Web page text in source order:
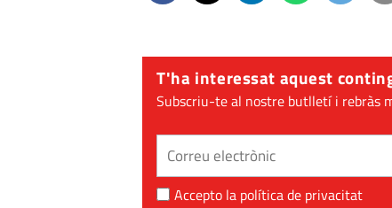
T'ha interessat aquest
Subscriu-te al nostre butlletí i rebràs
Accepto la política de privacitat